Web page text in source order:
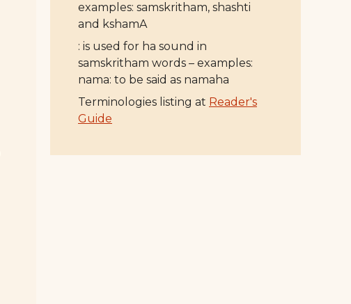
examples: samskritham, shashti
and kshamA
: is used for ha sound in
samskritham words – examples:
nama: to be said as namaha
Terminologies listing at Reader's
Guide